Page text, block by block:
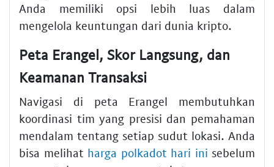
Anda memiliki opsi lebih luas dalam
mengelola keuntungan dari dunia kripto.
Peta Erangel, Skor Langsung, dan
Keamanan Transaksi
Navigasi di peta Erangel membutuhkan
koordinasi tim yang presisi dan pemahaman
mendalam tentang setiap sudut lokasi. Anda
bisa melihat harga polkadot hari ini sebelum